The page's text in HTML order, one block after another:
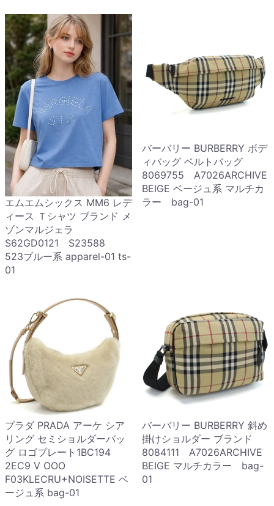
エムエムシックス MM6 レデ
ィース Ｔシャツ ブランド メ
ゾンマルジェラ
S62GD0121 S23588
523ブルー系 apparel-01 ts-
01
バーバリー BURBERRY ボデ
ィバッグ ベルトバッグ
8069755 A7026ARCHIVE
BEIGE ベージュ系 マルチカ
ラー bag-01
プラダ PRADA アーケ シア
リング セミショルダーバッ
グ ロゴプレート1BC194
2EC9 V OOO
F03KLECRU+NOISETTE ベ
ージュ系 bag-01
バーバリー BURBERRY 斜め
掛けショルダー ブランド
8084111 A7026ARCHIVE
BEIGE マルチカラー bag-
01